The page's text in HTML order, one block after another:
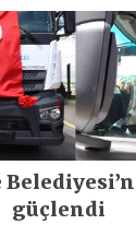
güçlendi